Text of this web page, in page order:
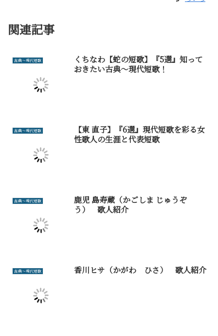
関連記事
古典～現代短歌
くちなわ【蛇の短歌】『5選』知って
おきたい古典～現代短歌！
古典～現代短歌
【東 直子】『6選』現代短歌を彩る女
性歌人の生涯と代表短歌
古典～現代短歌
鹿児 島寿蔵（かごしま じゅうぞ
う） 歌人紹介
古典～現代短歌 香川ヒサ（かがわ ひさ） 歌人紹介